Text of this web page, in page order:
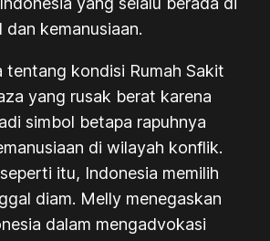
dan kemanusiaan.
tentang kondisi Rumah Sakit
yang rusak berat karena
simbol betapa rapuhnya
di wilayah konflik.
itu, Indonesia memilih
diam. Melly menegaskan
dalam mengadvokasi